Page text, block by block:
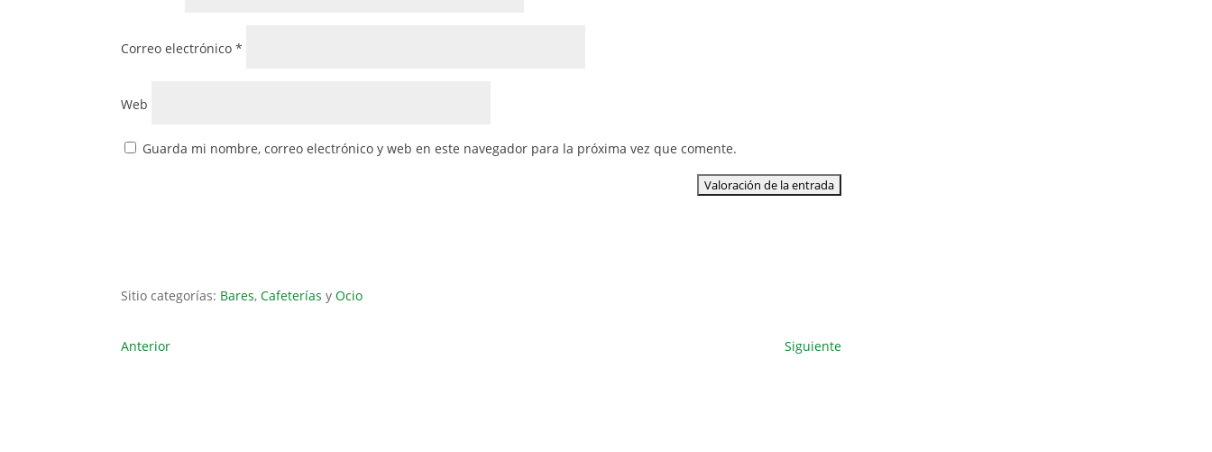
Correo electrónico*
Web
Guarda mi nombre, correo electrónico y web en este navegador para la próxima vez que comente.
Sitio categorías: Bares,Cafeterías yOcio
Anterior Siguiente